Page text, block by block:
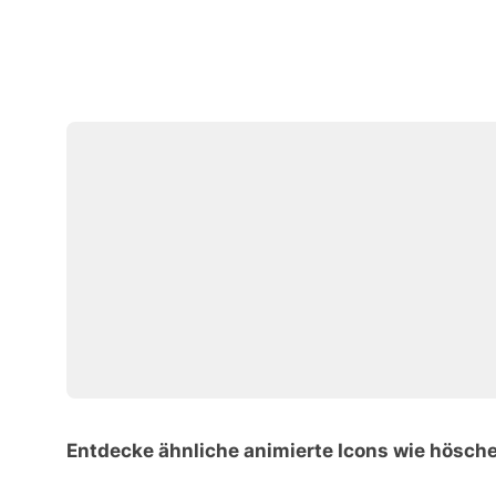
Entdecke ähnliche animierte Icons wie